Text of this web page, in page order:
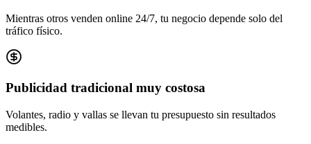
Mientras otros venden online 24/7, tu negocio depende solo del
tráfico físico.
Publicidad tradicional muy costosa
Volantes, radio y vallas se llevan tu presupuesto sin resultados
medibles.